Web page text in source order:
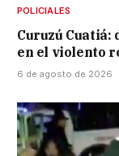
POLICIALES
Curuzú
en el violento
6 de agosto de 2026